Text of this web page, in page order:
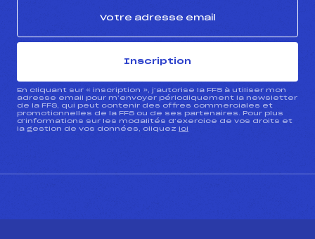
Inscription
En cliquant sur « inscription », j’autorise la FFS à utiliser mon
adresse email pour m’envoyer périodiquement la newsletter
de la FFS, qui peut contenir des offres commerciales et
promotionnelles de la FFS ou de ses partenaires. Pour plus
d’informations sur les modalités d’exercice de vos droits et
la gestion de vos données, cliquez ici